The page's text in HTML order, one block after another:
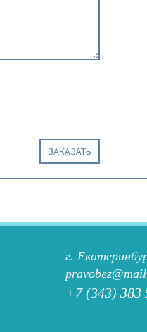
ЗАКАЗАТЬ
г.
+7 (343) 383